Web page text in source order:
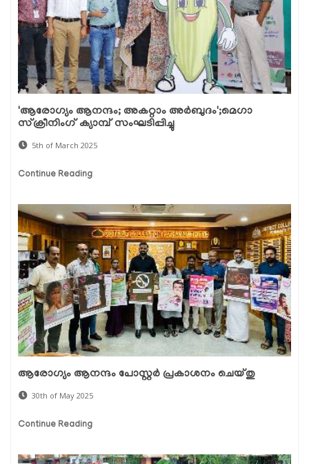
'ആരോഗ്യം ആനന്ദം; അകറ്റാം അർബുദം';മെഗാ
സ്ക്രീനിംഗ് ക്യാമ്പ് സംഘടിപ്പിച്ചു
5th of March 2025
Continue Reading
ആരോഗ്യം ആനന്ദം പോസ്റ്റർ പ്രകാശനം ചെയ്തു
30th of May 2025
Continue Reading